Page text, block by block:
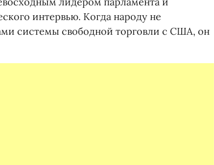
интервью. Когда народу не
системы свободной торговли с США, он